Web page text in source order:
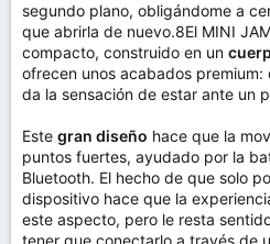
segundo plano, obligándome a
que abrirla de nuevo.8El MINI
compacto, construido en un
ofrecen unos acabados
da la sensación de estar ante un
Este gran diseño hace que la
puntos fuertes, ayudado por la
Bluetooth. El hecho de que solo
dispositivo hace que la
este aspecto, pero le resta
tener que conectarlo a través de